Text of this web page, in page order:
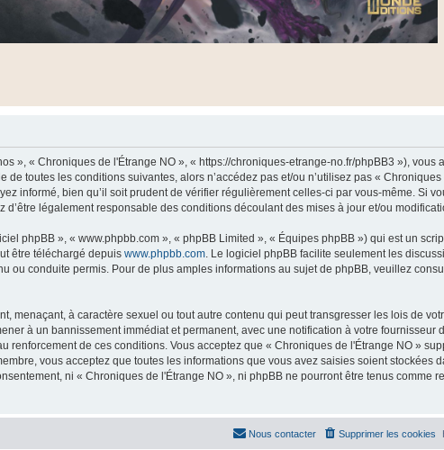
», « Chroniques de l'Étrange NO », « https://chroniques-etrange-no.fr/phpBB3 »), vous
toutes les conditions suivantes, alors n’accédez pas et/ou n’utilisez pas «
informé, bien qu’il soit prudent de vérifier régulièrement celles-ci par vous-même. Si
légalement responsable des conditions découlant des mises à jour et/ou
phpBB », « www.phpbb.com », « phpBB Limited », « Équipes phpBB ») qui est un
être téléchargé depuis www.phpbb.com . Le logiciel phpBB facilite seulement les
ou conduite permis. Pour de plus amples informations au sujet de phpBB, veuillez
menaçant, à caractère sexuel ou tout autre contenu qui peut transgresser les lois de
à un bannissement immédiat et permanent, avec une notification à votre fournisseur
de ces conditions. Vous acceptez que « Chroniques de l'Étrange NO »
vous acceptez que toutes les informations que vous avez saisies soient stockées
ni « Chroniques de l'Étrange NO », ni phpBB ne pourront être tenus comme
Supprimer les cookies
Nous contacter